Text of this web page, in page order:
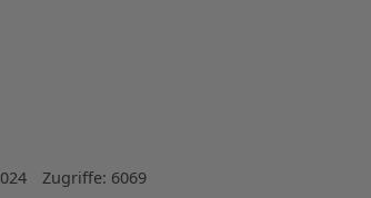
Zugriffe: 6069